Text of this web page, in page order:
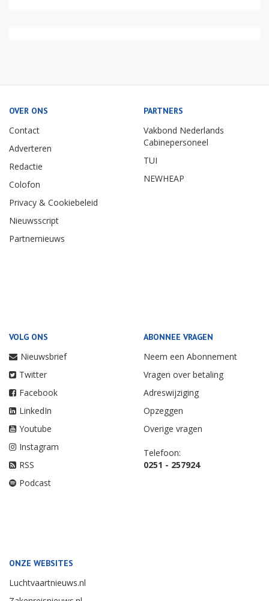
OVER ONS
Contact
Adverteren
Redactie
Colofon
Privacy & Cookiebeleid
Nieuwsscript
Partnernieuws
PARTNERS
Vakbond Nederlands
Cabinepersoneel
TUI
NEWHEAP
VOLG ONS
Nieuwsbrief
Twitter
Facebook
LinkedIn
Youtube
Instagram
RSS
Podcast
ABONNEE VRAGEN
Neem een Abonnement
Vragen over betaling
Adreswijziging
Opzeggen
Overige vragen
Telefoon:
0251 - 257924
ONZE WEBSITES
Luchtvaartnieuws.nl